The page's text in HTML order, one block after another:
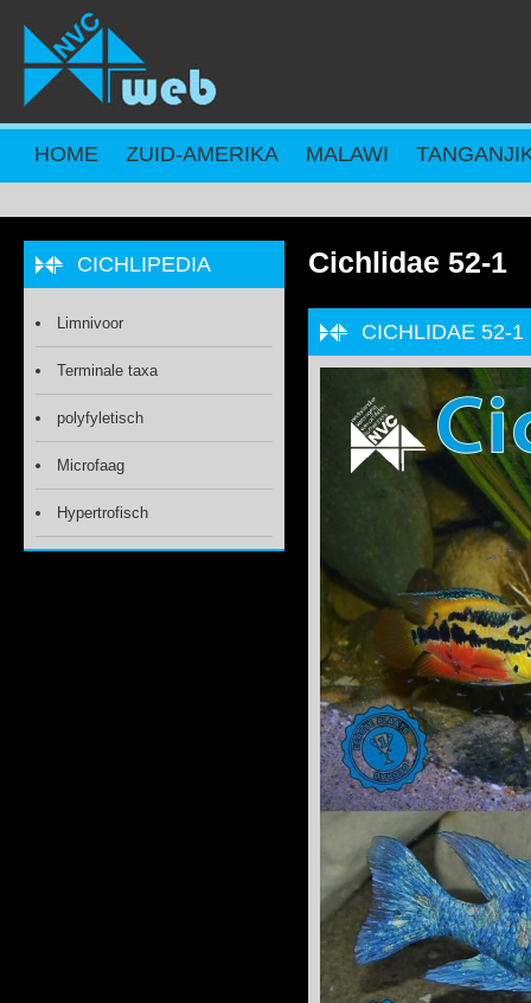
Overslaan en naar de inhoud gaan
HOME ZUID-AMERIKA MALAWI
Cichlidae 52-1
CICHLIDAE 52-1
CICHLIPEDIA
Limnivoor
Terminale taxa
polyfyletisch
Microfaag
Hypertrofisch